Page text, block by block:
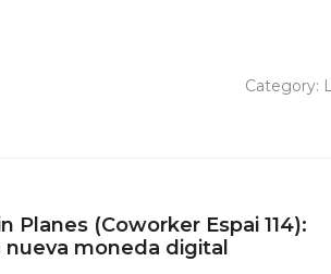
Category:
Planes (Coworker Espai 114):
moneda digital